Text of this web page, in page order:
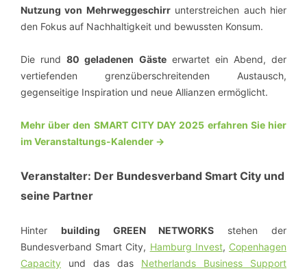
Nutzung von Mehrweggeschirrunterstreichen auch hier
den Fokus auf Nachhaltigkeit und bewussten Konsum.
Die rund80 geladenen Gästeerwartet ein Abend, der
vertiefenden grenzüberschreitenden Austausch,
gegenseitige Inspiration und neue Allianzen ermöglicht.
Mehr über den SMART CITY DAY 2025 erfahren Sie hier
im Veranstaltungs-Kalender ->
Veranstalter: Der Bundesverband Smart City und
seine Partner
Hinter building GREEN NETWORKS stehen der
Bundesverband Smart City, Hamburg Invest, Copenhagen
Capacity und das das Netherlands Business Support